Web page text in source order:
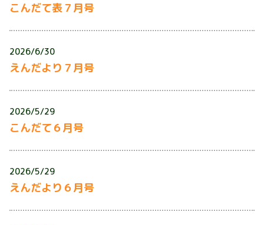
こんだて表７月号
2026/6/30
えんだより７月号
2026/5/29
こんだて６月号
2026/5/29
えんだより６月号